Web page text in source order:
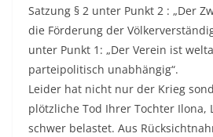
Satzung § 2 unter Punkt 2 : „Der
die Förderung der
unter Punkt 1: „Der Verein ist
parteipolitisch unabhängig“.
Leider hat nicht nur der Krieg
plötzliche Tod Ihrer Tochter Ilona,
schwer belastet. Aus